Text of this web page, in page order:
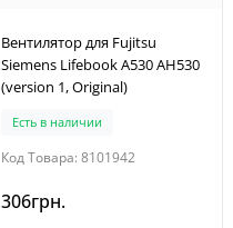
Вентилятор для Fujitsu
Siemens Lifebook A530 AH530
(version 1, Original)
Есть в наличии
Код Товара: 8101942
306грн.